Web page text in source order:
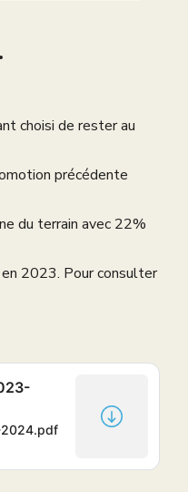
choisi de rester au
précédente
du terrain avec 22%
2023. Pour consulter
2024.pdf